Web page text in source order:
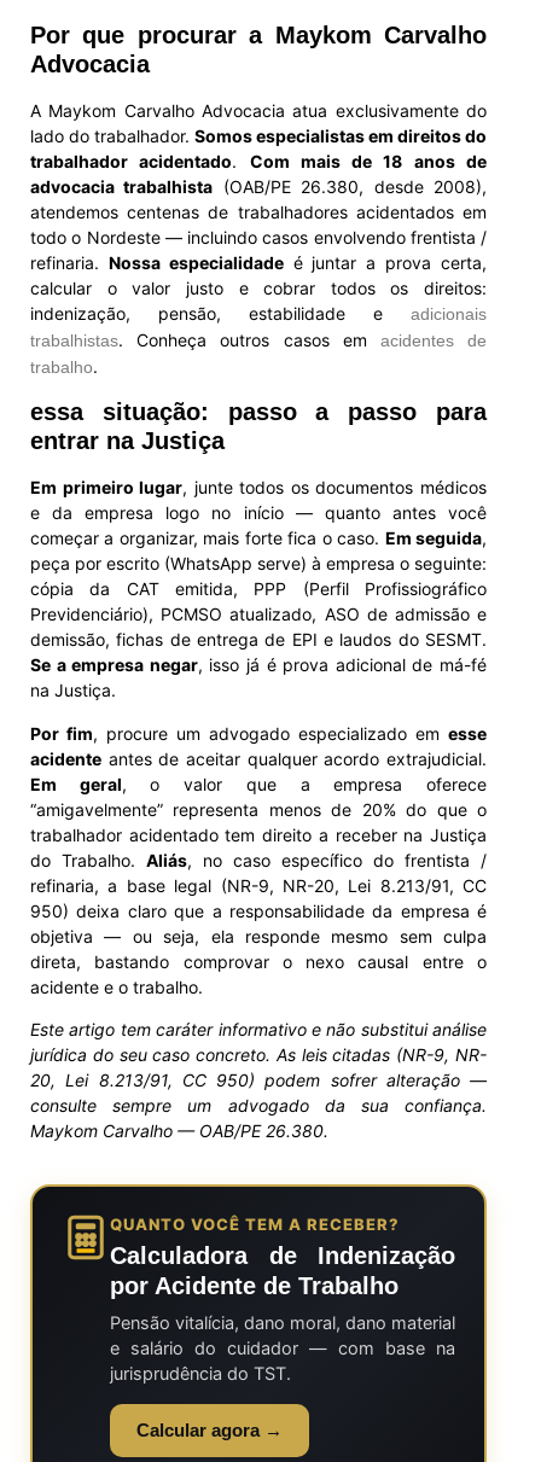
Por que procurar a Maykom Carvalho
Advocacia
A Maykom Carvalho Advocacia atua exclusivamente do
lado do trabalhador. Somos especialistas em direitos do
trabalhador acidentado. Com mais de 18 anos de
advocacia trabalhista (OAB/PE 26.380, desde 2008),
atendemos centenas de trabalhadores acidentados em
todo o Nordeste — incluindo casos envolvendo frentista /
refinaria. Nossa especialidadeé juntar a prova certa,
calcular o valor justo e cobrar todos os direitos:
indenização, pensão, estabilidade e adicionais
trabalhistas. Conheça outros casos em acidentes de
trabalho.
essa situação: passo a passo para
entrar na Justiça
Em primeiro lugar, junte todos os documentos médicos
e da empresa logo no início — quanto antes você
começar a organizar, mais forte fica o caso. Em seguida,
peça por escrito (WhatsApp serve) à empresa o seguinte:
cópia da CAT emitida, PPP (Perfil Profissiográfico
Previdenciário), PCMSO atualizado, ASO de admissão e
demissão, fichas de entrega de EPI e laudos do SESMT.
Se a empresa negar, isso já é prova adicional de má-fé
na Justiça.
Por fim, procure um advogado especializado em esse
acidente antes de aceitar qualquer acordo extrajudicial.
Em geral, o valor que a empresa oferece
“amigavelmente” representa menos de 20% do que o
trabalhador acidentado tem direito a receber na Justiça
do Trabalho. Aliás, no caso específico do frentista /
refinaria, a base legal (NR-9, NR-20, Lei 8.213/91, CC
950) deixa claro que a responsabilidade da empresa é
objetiva — ou seja, ela responde mesmo sem culpa
direta, bastando comprovar o nexo causal entre o
acidente e o trabalho.
Este artigo tem caráter informativo e não substitui análise
jurídica do seu caso concreto. As leis citadas (NR-9, NR-
20, Lei 8.213/91, CC 950) podem sofrer alteração —
consulte sempre um advogado da sua confiança.
Maykom Carvalho — OAB/PE 26.380.
QUANTO VOCÊ TEM A RECEBER?
Calculadora de Indenização
por Acidente de Trabalho
Pensão vitalícia, dano moral, dano material
e salário do cuidador — com base na
jurisprudência do TST.
Calcular agora →